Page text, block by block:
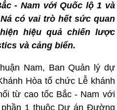
- Nam với Quốc lộ 1 và
có vai trò hết sức quan
hiệu quả chiến lược
và cảng biển.
Nam, Ban Quản lý dự
Hòa tổ chức Lễ khánh
từ cao tốc Bắc - Nam với
1 thuộc Dự án Đường